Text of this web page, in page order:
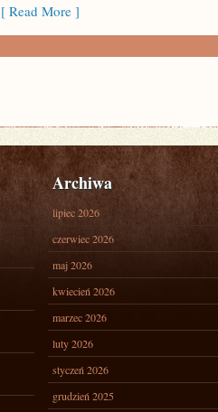
[ Read More ]
Archiwa
lipiec 2026
czerwiec 2026
maj 2026
kwiecień 2026
marzec 2026
luty 2026
styczeń 2026
grudzień 2025